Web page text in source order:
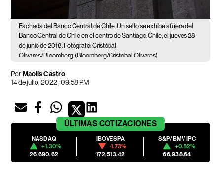
Fachada del Banco Central de Chile Un sello se exhibe afuera del
Banco Central de Chile en el centro de Santiago, Chile, el jueves 28
de junio de 2018. Fotógrafo: Cristóbal
Olivares/Bloomberg (Bloomberg/Cristobal Olivares)
PorMaolis Castro
14 de julio, 2022 | 09:58 PM
ÚLTIMAS COTIZACIONES
NASDAQ
+1.30%
26,690.62
IBOVESPA
-1.73%
172,513.42
S&P/BMV IPC
+0.82%
66,938.64